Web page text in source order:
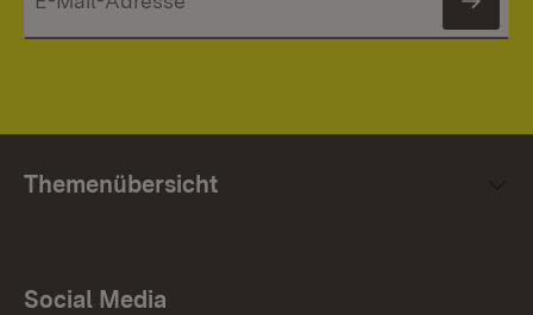
Themenübersicht
Social Media